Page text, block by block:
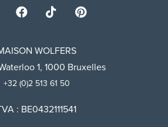
WOLFERS
1, 1000 Bruxelles
+32 (0)2 513 61 50
: BE0432111541